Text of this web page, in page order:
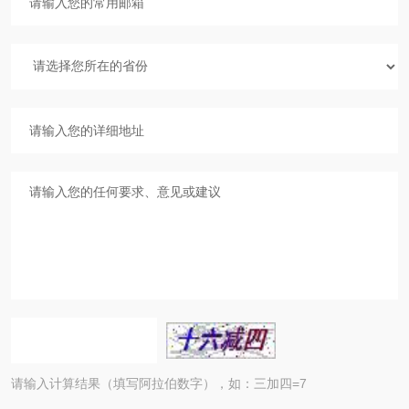
请输入计算结果（填写阿拉伯数字），如：三加四=7